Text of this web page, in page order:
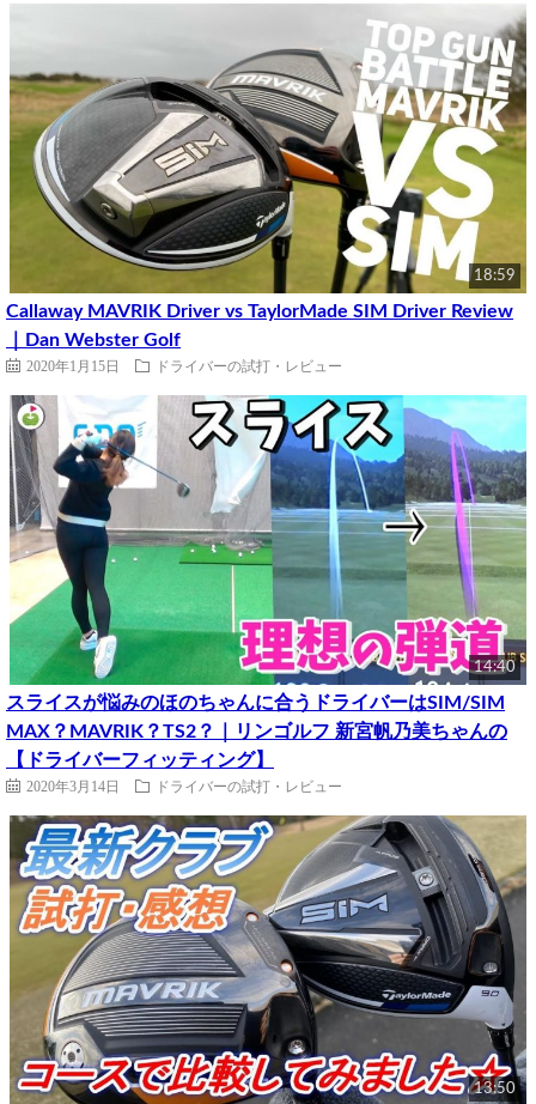
18:59
Callaway MAVRIK Driver vs TaylorMade SIM Driver Review
｜Dan Webster Golf
2020年1月15日 ドライバーの試打・レビュー
14:40
スライスが悩みのほのちゃんに合うドライバーはSIM/SIM
MAX？MAVRIK？TS2？｜リンゴルフ 新宮帆乃美ちゃんの
【ドライバーフィッティング】
2020年3月14日 ドライバーの試打・レビュー
13:50